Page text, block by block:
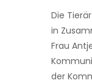
Die
in
Frau
der